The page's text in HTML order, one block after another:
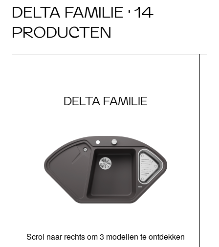
DELTA FAMILIE · 14
PRODUCTEN
DELTA FAMILIE
Scrol naar rechts om 3 modellen te ontdekken